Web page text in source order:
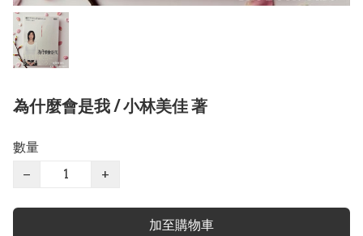
為什麼會是我 / 小林美佳 著
數量
−
+
加至購物車